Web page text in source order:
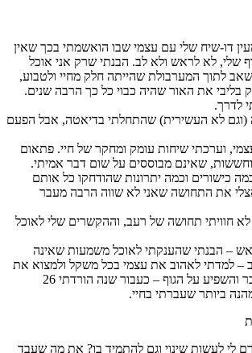
דו-שיח שלי עם עצמי שבו הואשמתי בכך שאין
שלי, לא לראש ולא לב. הבנתי שרק אני אוכל
לתוך המערבולת שהייתה חלק מחיי ולטבוע,
בליבי את האור שהיה כבוי כל כך הרבה שנים.
לדרך.
(וגם לא העשירית) שהתחלתי בדיאטה, אבל הפעם
וערכתי שיחות עומק ומחקר של חיי. פתאום
וחששות, שאינם מבוססים על שום דבר אמיתי.
כישורים וכמה יתרונות שהודחקו כל אותם
את התחושה שאני לא שווה הרבה מעבר
חוויתי תחושה של רעב, וההקשרים שלי לאוכל
– הבנתי שהענקתי לאוכל משמעות שאינה
– למדתי לאהוב את עצמי בכל משקל ולמצוא את
האושר שלא תלוי בדבר והשפיע על הגוף – כעבור שנה הורדתי 26
ביותר שעברתי בחיי.
לי לעשות שינוי וגם להתמיד בו? את מה שעבד